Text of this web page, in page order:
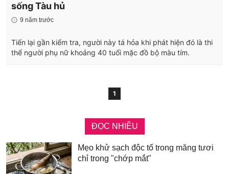
sống Tàu hủ
9 năm trước
Tiến lại gần kiểm tra, người này tá hỏa khi phát hiện đó là thi
thể người phụ nữ khoảng 40 tuổi mặc đồ bộ màu tím.
1
ĐỌC NHIỀU
Mẹo khử sạch độc tố trong măng tươi
chỉ trong "chớp mắt"